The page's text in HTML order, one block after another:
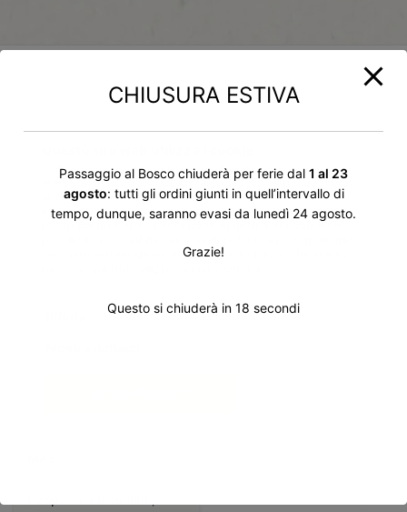
Utilizziamo i cookie per personalizzare contenuti ed
annunci, per fornire funzionalità dei social media e per
analizzare il nostro traffico. Condividiamo inoltre
informazioni sul modo in cui utilizzi il nostro sito con i
nostri partner che si occupano di analisi dei dati web,
con altre informazioni che hai fornito loro o che hanno
Potrebbero
interessarti anche
CHIUSURA ESTIVA
Passaggio al Bosco chiuderà per ferie dal 1 al 23
agosto: tutti gli ordini giunti in quell’intervallo di
tempo, dunque, saranno evasi da lunedì 24 agosto.
Grazie!
Questo si chiuderà in 18 secondi